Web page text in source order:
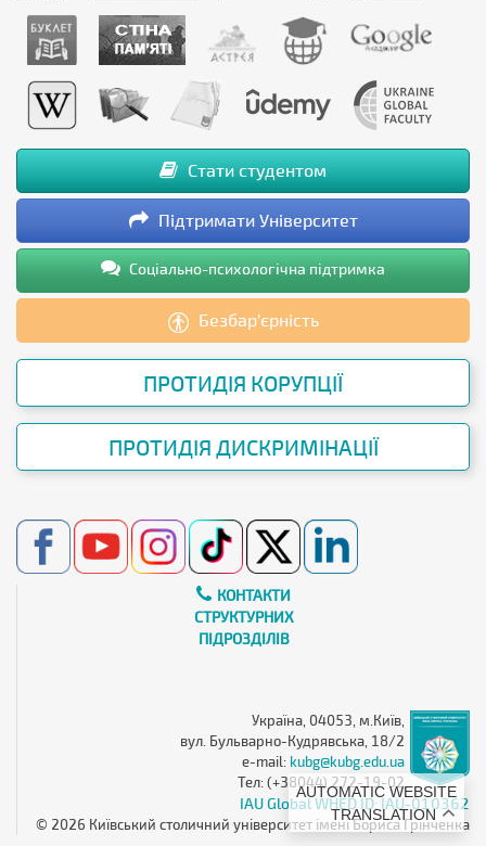
AUTOMATIC WEBSITE
TRANSLATION
Стати студентом
Підтримати Університет
Соціально-психологічна підтримка
Безбар’єрність
ПРОТИДІЯ КОРУПЦІЇ
ПРОТИДІЯ ДИСКРИМІНАЦІЇ
КОНТАКТИ
СТРУКТУРНИХ
ПІДРОЗДІЛІВ
Україна, 04053, м.Київ,
вул. Бульварно-Кудрявська, 18/2
e-mail: kubg@kubg.edu.ua
Тел: (+38044) 272-19-02
IAU Global WHED ID: IAU-010362
© 2026 Київський столичний університет імені Бориса Грінченка